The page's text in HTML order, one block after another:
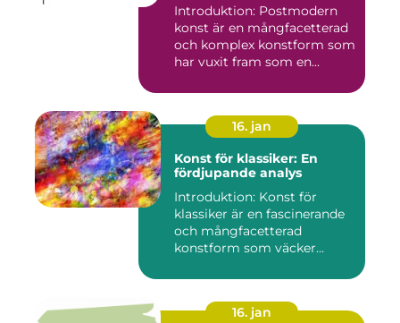
Introduktion: Postmodern
konst är en mångfacetterad
och komplex konstform som
har vuxit fram som en...
16. jan
Konst för klassiker: En
fördjupande analys
Introduktion: Konst för
klassiker är en fascinerande
och mångfacetterad
konstform som väcker
16. jan